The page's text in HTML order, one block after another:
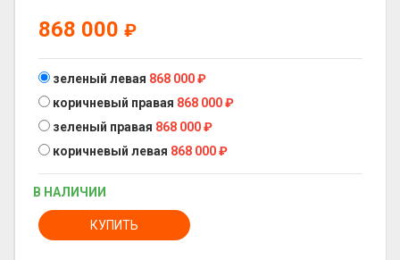
868 000 ₽
зеленый левая 868 000₽
коричневый правая 868 000₽
зеленый правая 868 000₽
коричневый левая 868 000₽
В НАЛИЧИИ
КУПИТЬ